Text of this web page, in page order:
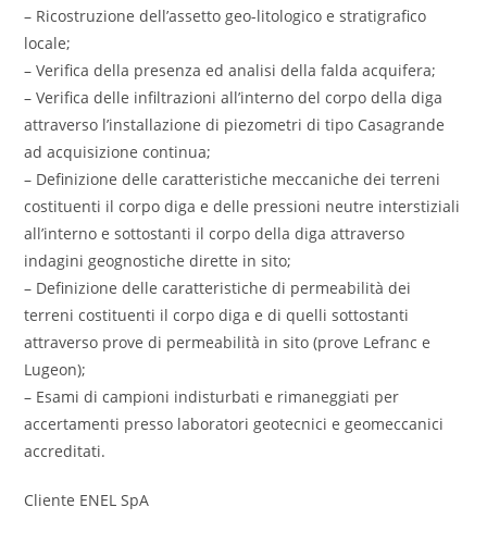
– Ricostruzione dell’assetto geo-litologico e stratigrafico
locale;
– Verifica della presenza ed analisi della falda acquifera;
– Verifica delle infiltrazioni all’interno del corpo della diga
attraverso l’installazione di piezometri di tipo Casagrande
ad acquisizione continua;
– Definizione delle caratteristiche meccaniche dei terreni
costituenti il corpo diga e delle pressioni neutre interstiziali
all’interno e sottostanti il corpo della diga attraverso
indagini geognostiche dirette in sito;
– Definizione delle caratteristiche di permeabilità dei
terreni costituenti il corpo diga e di quelli sottostanti
attraverso prove di permeabilità in sito (prove Lefranc e
Lugeon);
– Esami di campioni indisturbati e rimaneggiati per
accertamenti presso laboratori geotecnici e geomeccanici
accreditati.
Cliente ENEL SpA